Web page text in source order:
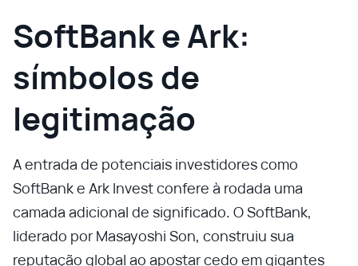
SoftBank e Ark:
símbolos de
legitimação
A entrada de potenciais investidores como
SoftBank e Ark Invest confere à rodada uma
camada adicional de significado. O SoftBank,
liderado por Masayoshi Son, construiu sua
reputação global ao apostar cedo em gigantes